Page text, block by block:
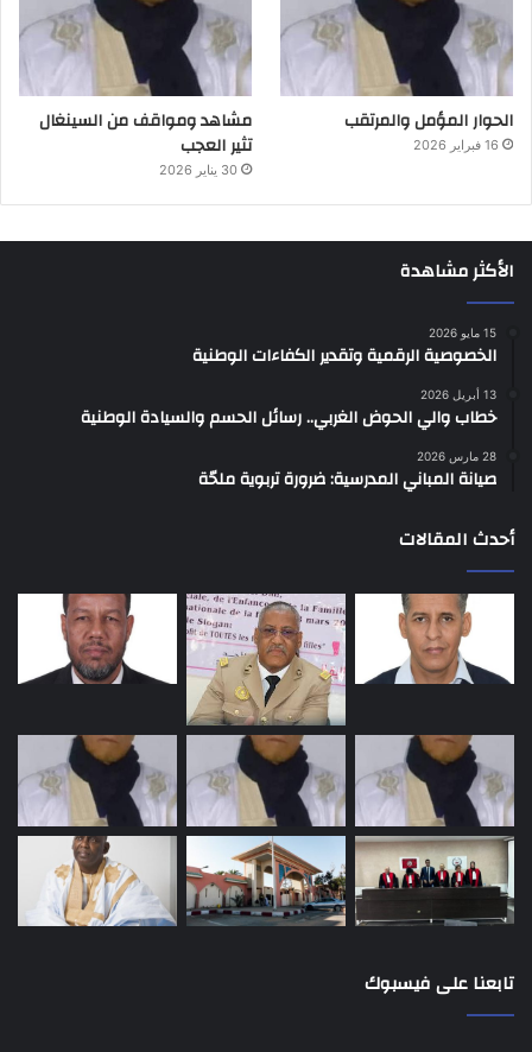
الحوار المؤمل والمرتقب
16 فبراير 2026
مشاهد ومواقف من السينغال
تثير العجب
30 يناير 2026
الأكثر مشاهدة
15 مايو 2026
الخصوصية الرقمية وتقدير الكفاءات الوطنية
13 أبريل 2026
خطاب والي الحوض الغربي.. رسائل الحسم والسيادة الوطنية
28 مارس 2026
صيانة المباني المدرسية: ضرورة تربوية ملحّة
أحدث المقالات
تابعنا على فيسبوك